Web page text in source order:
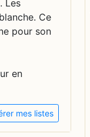
Les
Ce
pour son
en
mes listes